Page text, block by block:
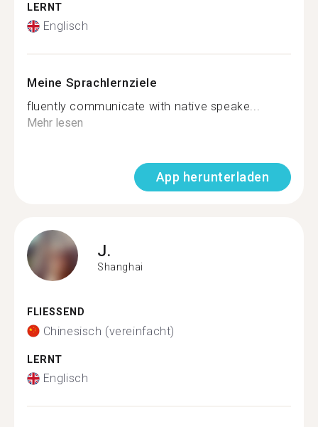
LERNT
Englisch
Meine Sprachlernziele
fluently communicate with native speake...
Mehr lesen
App herunterladen
J.
Shanghai
FLIESSEND
Chinesisch (vereinfacht)
LERNT
Englisch